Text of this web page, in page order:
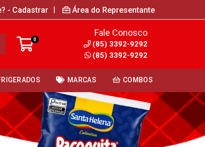
- Cadastrar | Área do Representante
0
Fale Conosco
(85) 3392-9292
(85) 3392-9292
MARCAS COMBOS